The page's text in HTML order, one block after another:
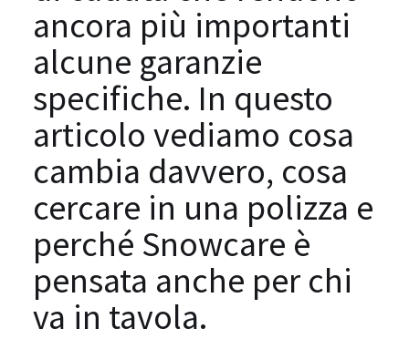
ancora più importanti
alcune garanzie
specifiche. In questo
articolo vediamo cosa
cambia davvero, cosa
cercare in una polizza e
perché Snowcare è
pensata anche per chi
va in tavola.